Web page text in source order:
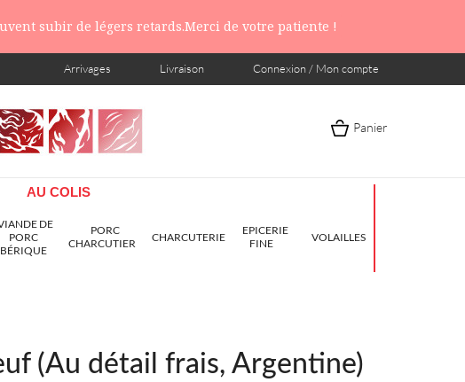
subir de légers retards.Merci de votre patiente !
Connexion / Mon compte
Livraison
Arrivages
Panier
AU COLIS
DE
PORC
PORC
CHARCUTIER
CHARCUTERIE
EPICERIE
FINE
VOLAILLES
(Au détail frais, Argentine)